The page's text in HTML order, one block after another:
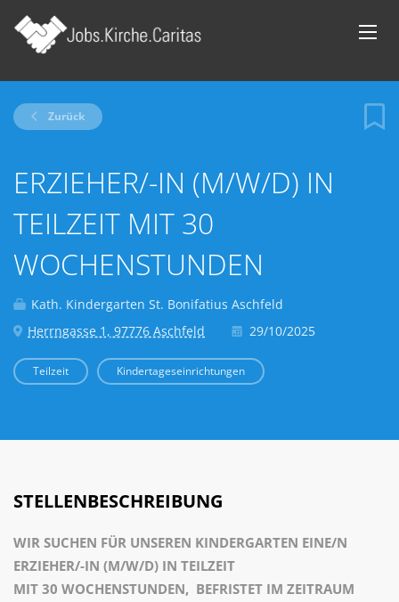
Zurück
ERZIEHER/-IN (M/W/D) IN
TEILZEIT MIT 30
WOCHENSTUNDEN
Kath. Kindergarten St. Bonifatius Aschfeld
Herrngasse 1, 97776 Aschfeld
29/10/2025
Teilzeit Kindertageseinrichtungen
STELLENBESCHREIBUNG
WIR SUCHEN FÜR UNSEREN KINDERGARTEN EINE/N
ERZIEHER/-IN (M/W/D) IN TEILZEIT
MIT 30 WOCHENSTUNDEN, BEFRISTET IM ZEITRAUM